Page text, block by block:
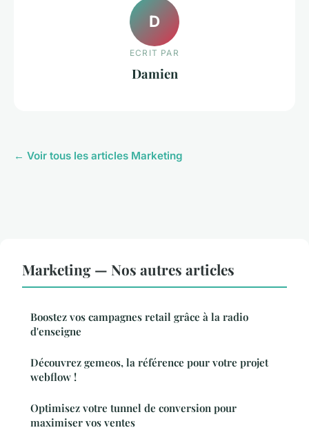
D
ECRIT PAR
Damien
← Voir tous les articles Marketing
Marketing — Nos autres articles
Boostez vos campagnes retail grâce à la radio
d'enseigne
Découvrez gemeos, la référence pour votre projet
webflow !
Optimisez votre tunnel de conversion pour
maximiser vos ventes